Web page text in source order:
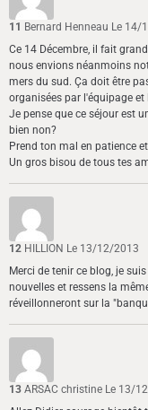
11 Bernard Henneau Le 14/
Ce 14 Décembre, il fait
nous envions néanmoins
mers du sud. Ça doit être
organisées par l'équipage et
Je pense que ce séjour est
bien non?
Prend ton mal en patience
Un gros bisou de tous tes
12 HILLION Le 13/12/2013
Merci de tenir ce blog, je
nouvelles et ressens la
réveillonneront sur la
13 ARSAC christine Le 13/